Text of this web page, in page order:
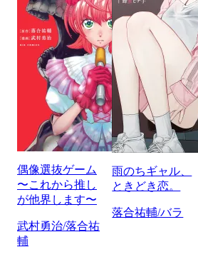
偶像選抜ゲーム
〜これから推し
が他界します〜
武村勇治/落合祐
輔
雨のちギャル、
ときどき恋。
落合祐輔/バラ